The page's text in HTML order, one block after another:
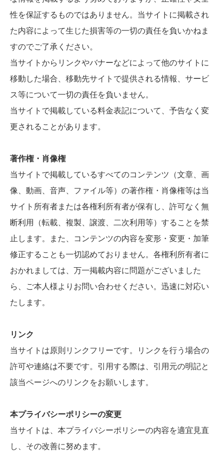
性を保証するものではありません。当サイトに掲載され
た内容によって生じた損害等の一切の責任を負いかねま
すのでご了承ください。
当サイトからリンクやバナーなどによって他のサイトに
移動した場合、移動先サイトで提供される情報、サービ
ス等について一切の責任を負いません。
当サイトで掲載している料金表記について、予告なく変
更されることがあります。
著作権・肖像権
当サイトで掲載しているすべてのコンテンツ（文章、画
像、動画、音声、ファイル等）の著作権・肖像権等は当
サイト所有者または各権利所有者が保有し、許可なく無
断利用（転載、複製、譲渡、二次利用等）することを禁
止します。また、コンテンツの内容を変形・変更・加筆
修正することも一切認めておりません。各権利所有者に
おかれましては、万一掲載内容に問題がございました
ら、ご本人様よりお問い合わせください。迅速に対応い
たします。
リンク
当サイトは原則リンクフリーです。リンクを行う場合の
許可や連絡は不要です。引用する際は、引用元の明記と
該当ページへのリンクをお願いします。
本プライバシーポリシーの変更
当サイトは、本プライバシーポリシーの内容を適宜見直
し、その改善に努めます。